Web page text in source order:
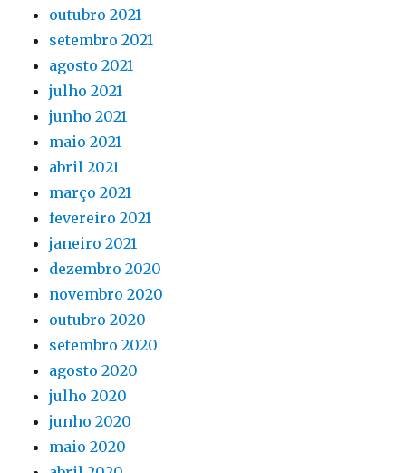
outubro 2021
setembro 2021
agosto 2021
julho 2021
junho 2021
maio 2021
abril 2021
março 2021
fevereiro 2021
janeiro 2021
dezembro 2020
novembro 2020
outubro 2020
setembro 2020
agosto 2020
julho 2020
junho 2020
maio 2020